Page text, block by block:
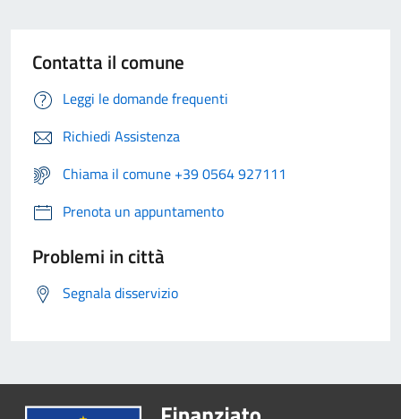
Contatta il comune
Leggi le domande frequenti
Richiedi Assistenza
Chiama il comune +39 0564 927111
Prenota un appuntamento
Problemi in città
Segnala disservizio